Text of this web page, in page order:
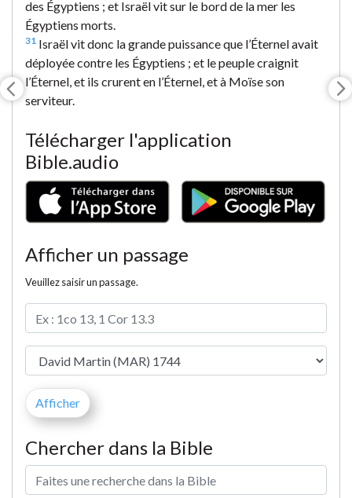
des Égyptiens ; et Israël vit sur le bord de la mer les
Égyptiens morts.
31 Israël vit donc la grande puissance que l’Éternel avait
déployée contre les Égyptiens ; et le peuple craignit
l’Éternel, et ils crurent en l’Éternel, et à Moïse son
serviteur.
Télécharger l'application
Bible.audio
Afficher un passage
Veuillez saisir un passage.
Chercher dans la Bible